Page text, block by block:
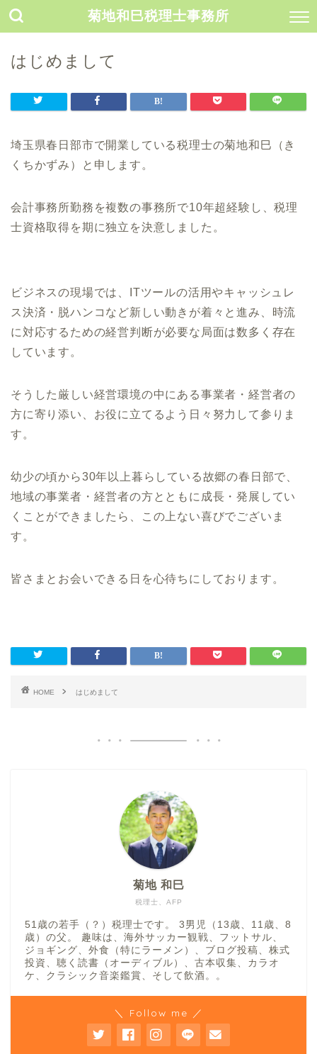
菊地和巳税理士事務所
はじめまして
埼玉県春日部市で開業している税理士の菊地和巳（き
くちかずみ）と申します。
会計事務所勤務を複数の事務所で10年超経験し、税理
士資格取得を期に独立を決意しました。
ビジネスの現場では、ITツールの活用やキャッシュレ
ス決済・脱ハンコなど新しい動きが着々と進み、時流
に対応するための経営判断が必要な局面は数多く存在
しています。
そうした厳しい経営環境の中にある事業者・経営者の
方に寄り添い、お役に立てるよう日々努力して参りま
す。
幼少の頃から30年以上暮らしている故郷の春日部で、
地域の事業者・経営者の方とともに成長・発展してい
くことができましたら、この上ない喜びでございま
す。
皆さまとお会いできる日を心待ちにしております。
HOME はじめまして
税理士、AFP
菊地 和巳
51歳の若手（？）税理士です。 3男児（13歳、11歳、8
歳）の父。 趣味は、海外サッカー観戦、フットサル、
ジョギング、外食（特にラーメン）、ブログ投稿、株式
投資、聴く読書（オーディブル）、古本収集、カラオ
ケ、クラシック音楽鑑賞、そして飲酒。。
＼ Follow me ／